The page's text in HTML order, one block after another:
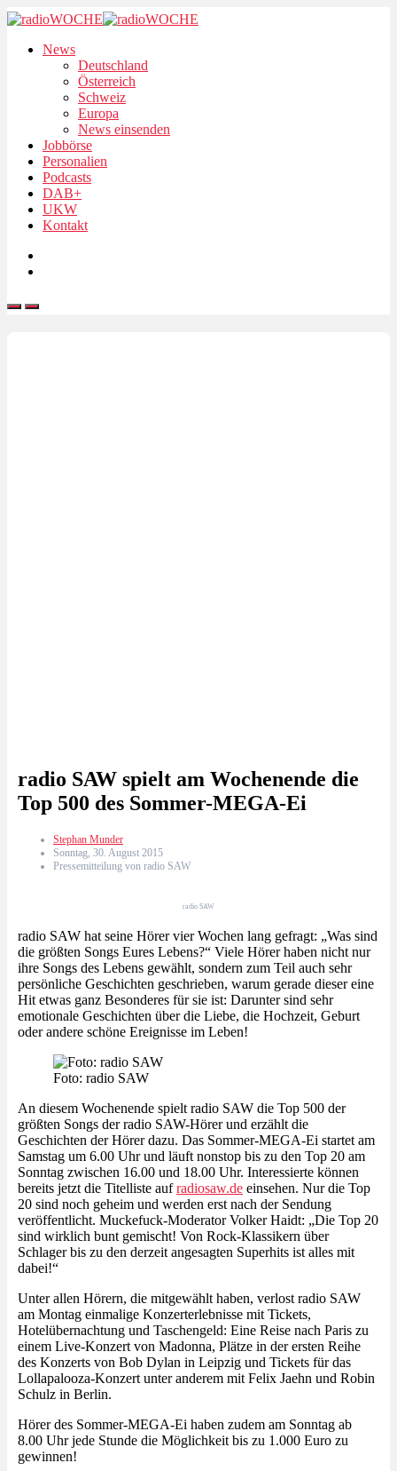
News
Deutschland
Österreich
Schweiz
Europa
News einsenden
Jobbörse
Personalien
Podcasts
DAB+
UKW
Kontakt
radio SAW spielt am Wochenende die
Top 500 des Sommer-MEGA-Ei
Stephan Munder
Sonntag, 30. August 2015
Pressemitteilung von radio SAW
radio SAW
radio SAW hat seine Hörer vier Wochen lang gefragt: „Was sind
die größten Songs Eures Lebens?“ Viele Hörer haben nicht nur
ihre Songs des Lebens gewählt, sondern zum Teil auch sehr
persönliche Geschichten geschrieben, warum gerade dieser eine
Hit etwas ganz Besonderes für sie ist: Darunter sind sehr
emotionale Geschichten über die Liebe, die Hochzeit, Geburt
oder andere schöne Ereignisse im Leben!
Foto: radio SAW
An diesem Wochenende spielt radio SAW die Top 500 der
größten Songs der radio SAW-Hörer und erzählt die
Geschichten der Hörer dazu. Das Sommer-MEGA-Ei startet am
Samstag um 6.00 Uhr und läuft nonstop bis zu den Top 20 am
Sonntag zwischen 16.00 und 18.00 Uhr. Interessierte können
bereits jetzt die Titelliste aufradiosaw.de einsehen. Nur die Top
20 sind noch geheim und werden erst nach der Sendung
veröffentlicht. Muckefuck-Moderator Volker Haidt: „Die Top 20
sind wirklich bunt gemischt! Von Rock-Klassikern über
Schlager bis zu den derzeit angesagten Superhits ist alles mit
dabei!“
Unter allen Hörern, die mitgewählt haben, verlost radio SAW
am Montag einmalige Konzerterlebnisse mit Tickets,
Hotelübernachtung und Taschengeld: Eine Reise nach Paris zu
einem Live-Konzert von Madonna, Plätze in der ersten Reihe
des Konzerts von Bob Dylan in Leipzig und Tickets für das
Lollapalooza-Konzert unter anderem mit Felix Jaehn und Robin
Schulz in Berlin.
Hörer des Sommer-MEGA-Ei haben zudem am Sonntag ab
8.00 Uhr jede Stunde die Möglichkeit bis zu 1.000 Euro zu
gewinnen!